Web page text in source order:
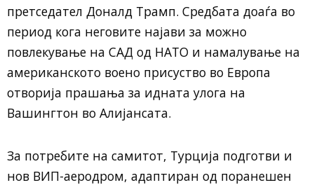
претседател Доналд Трамп. Средбата доаѓа во
период кога неговите најави за можно
повлекување на САД од НАТО и намалување на
американското воено присуство во Европа
отворија прашања за идната улога на
Вашингтон во Алијансата.
За потребите на самитот, Турција подготви и
нов ВИП-аеродром, адаптиран од поранешен